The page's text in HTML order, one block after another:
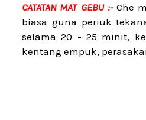
CATATAN MAT GEBU :-Che
biasa guna periuk
selama 20 - 25 minit,
kentang empuk,